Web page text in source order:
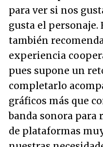
para ver si nos
gusta el personaje.
también
experiencia
pues supone un
completarlo
gráficos más que
banda sonora para
de plataformas